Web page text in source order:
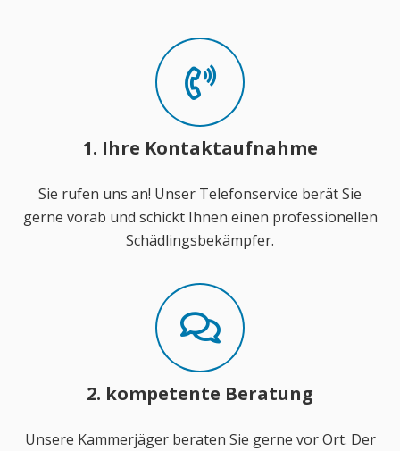
1. Ihre Kontaktaufnahme
Sie rufen uns an! Unser Telefonservice berät Sie
gerne vorab und schickt Ihnen einen professionellen
Schädlingsbekämpfer.
2. kompetente Beratung
Unsere Kammerjäger beraten Sie gerne vor Ort. Der